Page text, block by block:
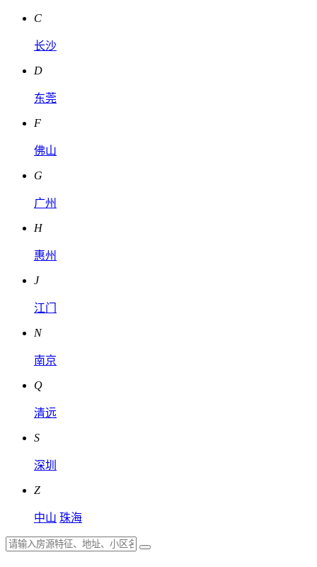
C
长沙
D
东莞
F
佛山
G
广州
H
惠州
J
江门
N
南京
Q
清远
S
深圳
Z
中山 珠海